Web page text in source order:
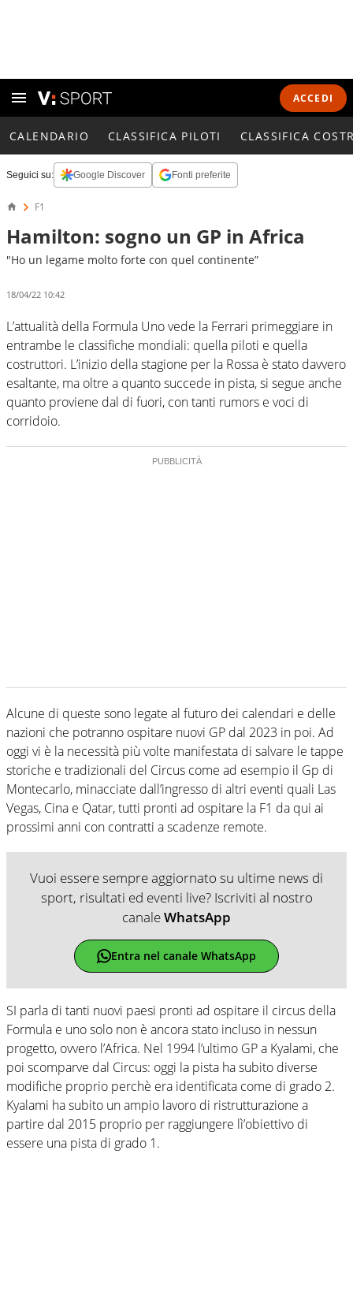
ACCEDI
CALENDARIO CLASSIFICA PILOTI CLASSIFICA
Seguici su: Google Discover Fonti preferite
F1
Hamilton: sogno un GP in Africa
"Ho un legame molto forte con quel continente”
18/04/22 10:42
L’attualità della Formula Uno vede la Ferrari primeggiare in
entrambe le classifiche mondiali: quella piloti e quella
costruttori. L’inizio della stagione per la Rossa è stato davvero
esaltante, ma oltre a quanto succede in pista, si segue anche
quanto proviene dal di fuori, con tanti rumors e voci di
corridoio.
Alcune di queste sono legate al futuro dei calendari e delle
nazioni che potranno ospitare nuovi GP dal 2023 in poi. Ad
oggi vi è la necessità più volte manifestata di salvare le tappe
storiche e tradizionali del Circus come ad esempio il Gp di
Montecarlo, minacciate dall’ingresso di altri eventi quali Las
Vegas, Cina e Qatar, tutti pronti ad ospitare la F1 da qui ai
prossimi anni con contratti a scadenze remote.
Vuoi essere sempre aggiornato su ultime news di
sport, risultati ed eventi live? Iscriviti al nostro
canaleWhatsApp
Entra nel canale WhatsApp
SI parla di tanti nuovi paesi pronti ad ospitare il circus della
Formula e uno solo non è ancora stato incluso in nessun
progetto, ovvero l’Africa. Nel 1994 l’ultimo GP a Kyalami, che
poi scomparve dal Circus: oggi la pista ha subito diverse
modifiche proprio perchè era identificata come di grado 2.
Kyalami ha subito un ampio lavoro di ristrutturazione a
partire dal 2015 proprio per raggiungere lì’obiettivo di
essere una pista di grado 1.